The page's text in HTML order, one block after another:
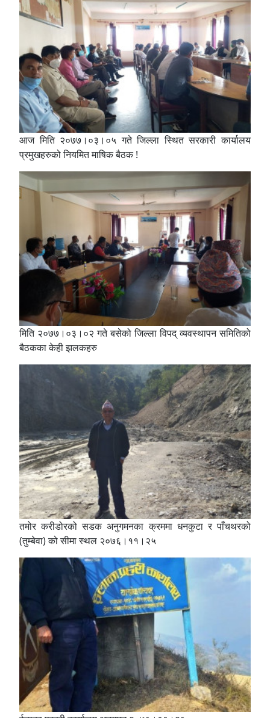
आज मिति २०७७।०३।०५ गते जिल्ला स्थित सरकारी कार्यालय
प्रमुखहरुको नियमित माषिक बैठक !
मिति २०७७।०३।०२ गते बसेको जिल्ला विपद् व्यवस्थापन समितिको
बैठकका केही झलकहरु
तमोर करीडोरको सडक अनुगमनका क्रममा धनकुटा र पाँचथरको
(तुम्बेवा) को सीमा स्थल २०७६।११।२५